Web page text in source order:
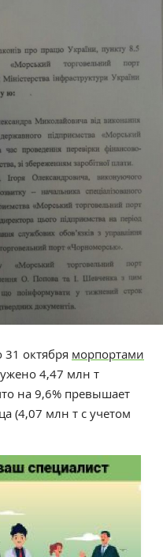
октября морпортами
4,47 млн т
на 9,6% превышает
(4,07 млн т с учетом